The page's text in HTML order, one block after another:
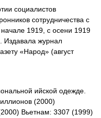
социалистов
сотрудничества с
1919, с осени 1919
Издавала журнал
«Народ» (август
ийской одежде.
(2000)
Вьетнам: 3307 (1999)